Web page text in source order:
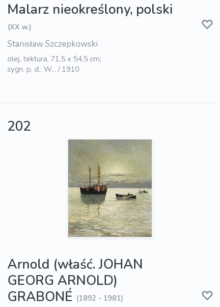
Malarz nieokreślony, polski
(XX w.)
Stanisław Szczepkowski
olej, tektura, 71,5 x 54,5 cm;
sygn. p. d.: W... / 1910
202
Arnold (właść. JOHAN
GEORG ARNOLD)
GRABONÉ (1892 - 1981)